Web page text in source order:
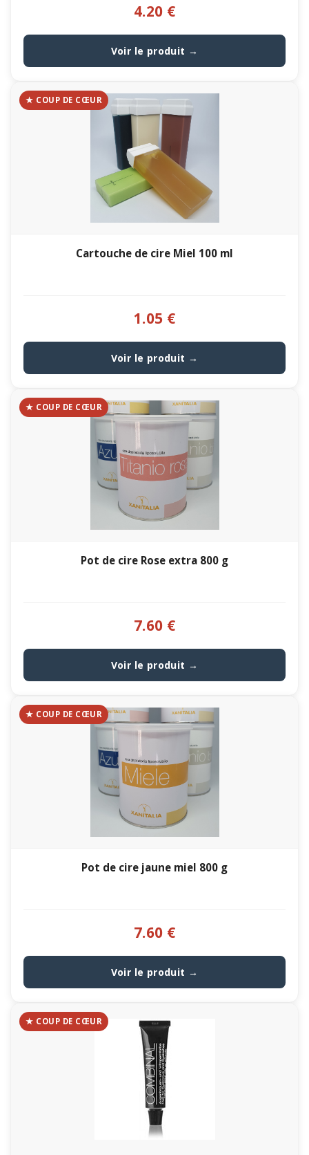
4.20 €
Voir le produit →
★ COUP DE CŒUR
Cartouche de cire Miel 100 ml
1.05 €
Voir le produit →
★ COUP DE CŒUR
Pot de cire Rose extra 800 g
7.60 €
Voir le produit →
★ COUP DE CŒUR
Pot de cire jaune miel 800 g
7.60 €
Voir le produit →
★ COUP DE CŒUR